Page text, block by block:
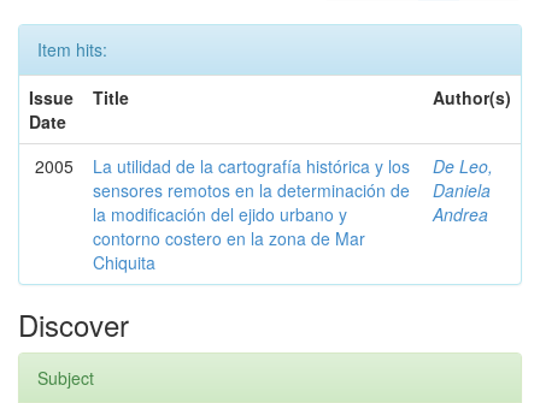
Item hits:
Issue
Date
Title Author(s)
2005
La utilidad de la cartografía histórica y los
sensores remotos en la determinación de
la modificación del ejido urbano y
contorno costero en la zona de Mar
Chiquita
De Leo,
Daniela
Andrea
Discover
Subject